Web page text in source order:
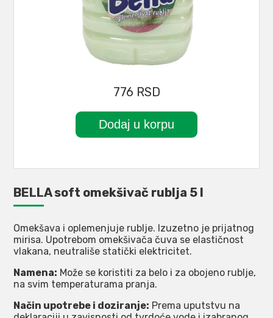
776 RSD
BELLA soft omekšivač rublja 5 l
Omekšava i oplemenjuje rublje. Izuzetno je prijatnog
mirisa. Upotrebom omekšivača čuva se elastičnost
vlakana, neutrališe statički elektricitet.
Namena: Može se koristiti za belo i za obojeno rublje,
na svim temperaturama pranja.
Način upotrebe i doziranje: Prema uputstvu na